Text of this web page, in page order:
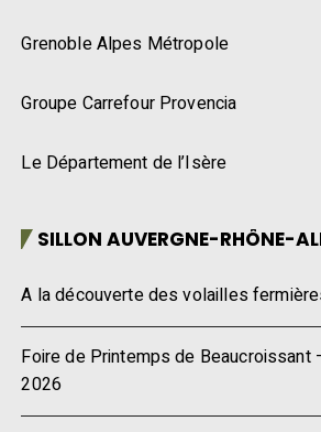
Grenoble Alpes Métropole
Groupe Carrefour Provencia
Le Département de l’Isère
SILLON AUVERGNE-RHÔNE-
A la découverte des volailles
Foire de Printemps de Beaucroissant
2026